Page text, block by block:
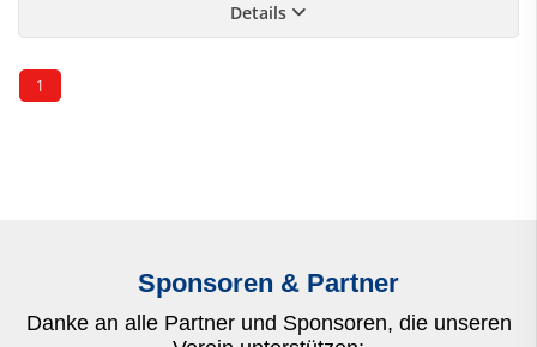
Details
1
Sponsoren & Partner
Danke an alle Partner und Sponsoren, die unseren